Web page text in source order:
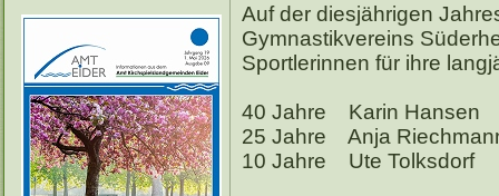
Auf der diesjährigen
Gymnastikvereins
Sportlerinnen für ihre
40 Jahre Karin Hansen
25 Jahre Anja
10 Jahre Ute